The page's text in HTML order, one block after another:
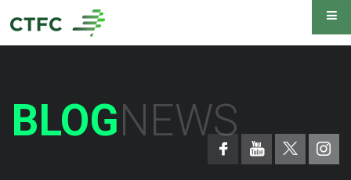
BLOGNEWS